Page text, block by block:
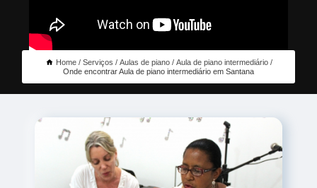
Home Serviços Aulas de piano
Aula de piano intermediário
Onde encontrar Aula de piano intermediário em Santana